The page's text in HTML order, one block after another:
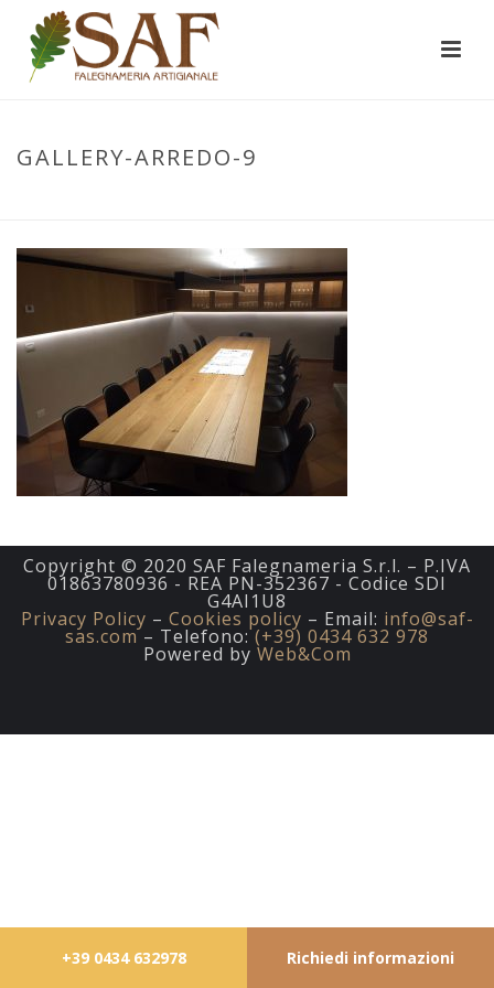
GALLERY-ARREDO-9
Copyright © 2020 SAF Falegnameria S.r.l. – P.IVA
01863780936 - REA PN-352367 - Codice SDI
G4AI1U8
Privacy Policy – Cookies policy – Email: info@saf-
sas.com– Telefono:(+39) 0434 632 978
Powered by Web&Com
+39 0434 632978 Richiedi informazioni